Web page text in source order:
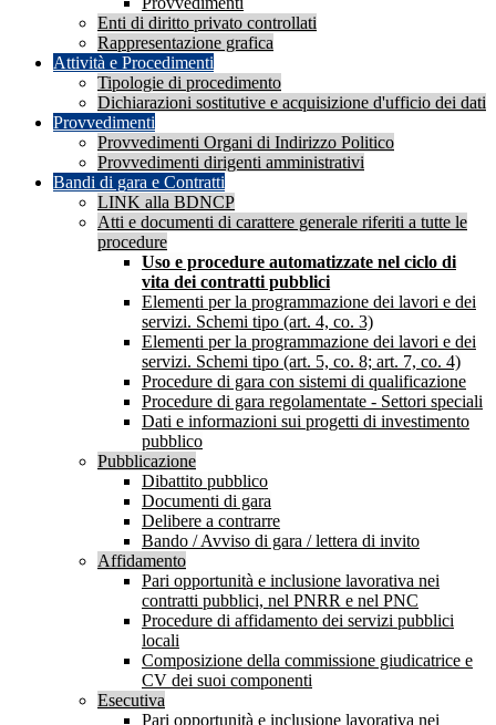
Enti di diritto privato controllati
Rappresentazione grafica
Attività e Procedimenti
Tipologie di procedimento
Dichiarazioni sostitutive e acquisizione d'ufficio dei dati
Provvedimenti
Provvedimenti Organi di Indirizzo Politico
Provvedimenti dirigenti amministrativi
Bandi di gara e Contratti
LINK alla BDNCP
Atti e documenti di carattere generale riferiti a tutte le
procedure
Uso e procedure automatizzate nel ciclo di
vita dei contratti pubblici
Elementi per la programmazione dei lavori e dei
servizi. Schemi tipo (art. 4, co. 3)
Elementi per la programmazione dei lavori e dei
servizi. Schemi tipo (art. 5, co. 8; art. 7, co. 4)
Procedure di gara con sistemi di qualificazione
Procedure di gara regolamentate - Settori speciali
Dati e informazioni sui progetti di investimento
pubblico
Pubblicazione
Dibattito pubblico
Documenti di gara
Delibere a contrarre
Bando / Avviso di gara / lettera di invito
Affidamento
Pari opportunità e inclusione lavorativa nei
contratti pubblici, nel PNRR e nel PNC
Procedure di affidamento dei servizi pubblici
locali
Composizione della commissione giudicatrice e
CV dei suoi componenti
Esecutiva
Pari opportunità e inclusione lavorativa nei